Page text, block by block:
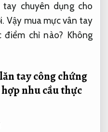
chuyên dụng cho
Vậy mua mực vân tay
điểm chỉ nào? Không
tay công chứng
nhu cầu thực